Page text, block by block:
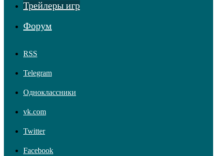
Трейлеры игр
Форум
RSS
Telegram
Одноклассники
vk.com
Twitter
Facebook